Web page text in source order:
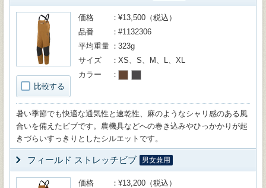
比較する
価格
¥13,500（税込）
品番
#1132306
平均重量
323g
サイズ
XS、S、M、L、XL
カラー
暑い季節でも快適な通気性と速乾性、麻のようなシャリ感のある風
合いを備えたビブです。農機具などへの巻き込みやひっかかりが起
きづらいすっきりとしたシルエットです。
フィールド ストレッチビブ 男女兼用
価格
¥13,200（税込）